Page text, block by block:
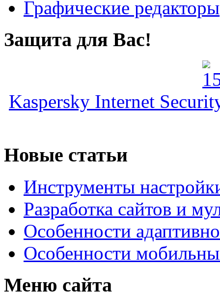
Графические редакторы
Защита для Вас!
Kaspersky Internet
Новые статьи
Инструменты
Разработка сайтов и
Особенности
Особенности
Меню сайта